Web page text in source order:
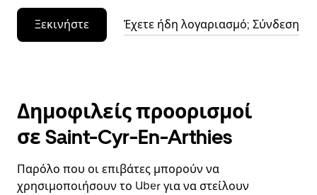
Ξεκινήστε Έχετε ήδη λογαριασμό; Σύνδεση
Δημοφιλείς προορισμοί
σε Saint-Cyr-En-Arthies
Παρόλο που οι επιβάτες μπορούν να
χρησιμοποιήσουν το Uber για να στείλουν